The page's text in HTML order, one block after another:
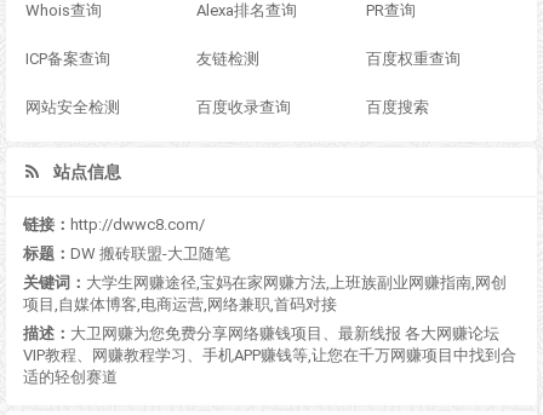
Whois查询 Alexa排名查询 PR查询
ICP备案查询 友链检测 百度权重查询
网站安全检测 百度收录查询 百度搜索
站点信息
链接： http://dwwc8.com/
标题： DW 搬砖联盟-大卫随笔
关键词： 大学生网赚途径,宝妈在家网赚方法,上班族副业网赚指南,网创
项目,自媒体博客,电商运营,网络兼职,首码对接
描述： 大卫网赚为您免费分享网络赚钱项目、最新线报 各大网赚论坛
VIP教程、网赚教程学习、手机APP赚钱等,让您在千万网赚项目中找到合
适的轻创赛道